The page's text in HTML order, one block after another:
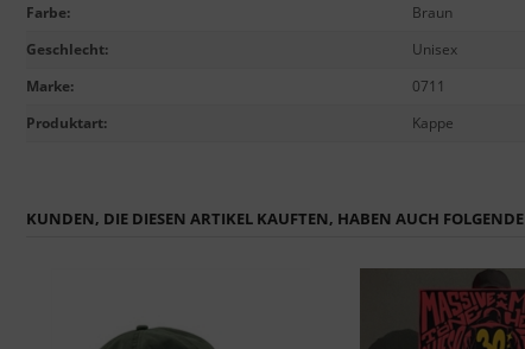
Farbe:
Braun
Geschlecht:
Unisex
Marke:
0711
Produktart: Kappe
KUNDEN, DIE DIESEN ARTIKEL KAUFTEN, HABEN AUCH